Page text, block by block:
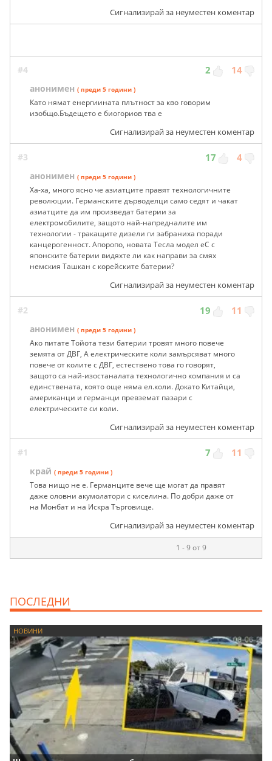
Сигнализирай за неуместен коментар
#4 2 14
анонимен ( преди 5 години )
Като нямат енергиината плътност за кво говорим
изобщо.Бъдещето е биогориов тва е
Сигнализирай за неуместен коментар
#3 17 4
анонимен ( преди 5 години )
Ха-ха, много ясно че азиатците правят технологичните
революции. Германските дърводелци само седят и чакат
азиатците да им произведат батерии за
електромобилите, защото най-напредналите им
технологии - тракащите дизели ги забраниха поради
канцерогенност. Апоропо, новата Тесла модел еС с
японските батерии видяхте ли как направи за смях
немския Ташкан с корейските батерии?
Сигнализирай за неуместен коментар
#2 19 11
анонимен ( преди 5 години )
Ако питате Тойота тези батерии тровят много повече
земята от ДВГ, А електрическите коли замърсяват много
повече от колите с ДВГ, естествено това го говорят,
защото са най-изостаналата технологично компания и са
единствената, която още няма ел.коли. Докато Китайци,
американци и германци превземат пазари с
електрическите си коли.
Сигнализирай за неуместен коментар
#1 7 11
край ( преди 5 години )
Това нищо не е. Германците вече ще могат да правят
даже оловни акумолатори с киселина. По добри даже от
на Монбат и на Искра Търговище.
Сигнализирай за неуместен коментар
1 - 9 от 9
ПОСЛЕДНИ
НОВИНИ